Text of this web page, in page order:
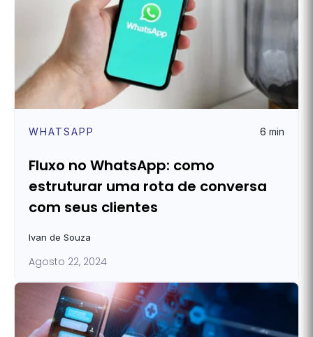
WHATSAPP 6 min
Fluxo no WhatsApp: como
estruturar uma rota de conversa
com seus clientes
Ivan de Souza
Agosto 22, 2024